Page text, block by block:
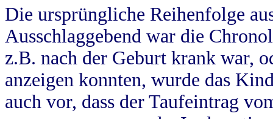
Die ursprüngliche Reihenfolge
Ausschlaggebend war die
z.B. nach der Geburt krank war,
anzeigen konnten, wurde das
auch vor, dass der Taufeintrag